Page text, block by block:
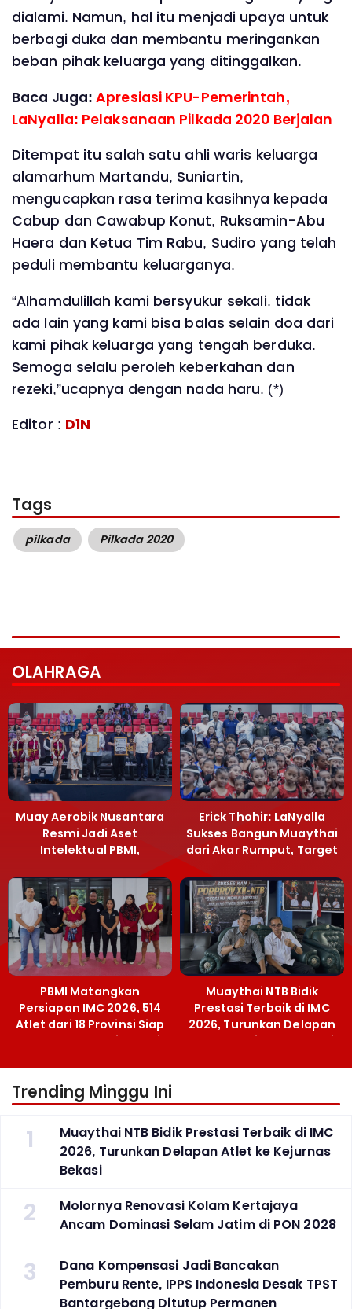
dialami. Namun, hal itu menjadi upaya untuk
berbagi duka dan membantu meringankan
beban pihak keluarga yang ditinggalkan.
Baca Juga:Apresiasi KPU-Pemerintah,
LaNyalla: Pelaksanaan Pilkada 2020 Berjalan
Ditempat itu salah satu ahli waris keluarga
alamarhum Martandu, Suniartin,
mengucapkan rasa terima kasihnya kepada
Cabup dan Cawabup Konut, Ruksamin-Abu
Haera dan Ketua Tim Rabu, Sudiro yang telah
peduli membantu keluarganya.
“Alhamdulillah kami bersyukur sekali. tidak
ada lain yang kami bisa balas selain doa dari
kami pihak keluarga yang tengah berduka.
Semoga selalu peroleh keberkahan dan
rezeki,”ucapnya dengan nada haru. (*)
Editor : D1N
Tags
pilkada Pilkada 2020
OLAHRAGA
Muay Aerobik Nusantara
Resmi Jadi Aset
Intelektual PBMI,
Terobosan Bangun
Grassroots
Erick Thohir: LaNyalla
Sukses Bangun Muaythai
dari Akar Rumput, Target
PBMI Matangkan
Persiapan IMC 2026, 514
Atlet dari 18 Provinsi Siap
Berlaga Besok di Bekasi
Muaythai NTB Bidik
Prestasi Terbaik di IMC
2026, Turunkan Delapan
Atlet ke Kejurnas Bekasi
Trending Minggu Ini
1
Muaythai NTB Bidik Prestasi Terbaik di IMC
2026, Turunkan Delapan Atlet ke Kejurnas
Bekasi
2
Molornya Renovasi Kolam Kertajaya
Ancam Dominasi Selam Jatim di PON 2028
3
Dana Kompensasi Jadi Bancakan
Pemburu Rente, IPPS Indonesia Desak TPST
Bantargebang Ditutup Permanen